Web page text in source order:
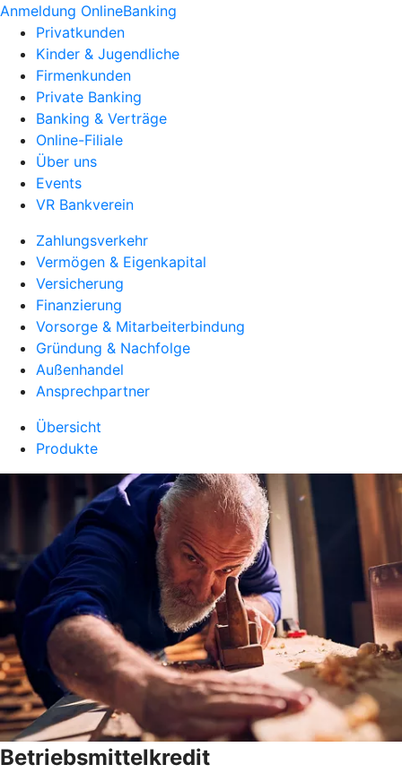
Anmeldung OnlineBanking
Privatkunden
Kinder & Jugendliche
Firmenkunden
Private Banking
Banking & Verträge
Online-Filiale
Über uns
Events
VR Bankverein
Zahlungsverkehr
Vermögen & Eigenkapital
Versicherung
Finanzierung
Vorsorge & Mitarbeiterbindung
Gründung & Nachfolge
Außenhandel
Ansprechpartner
Übersicht
Produkte
Betriebsmittelkredit